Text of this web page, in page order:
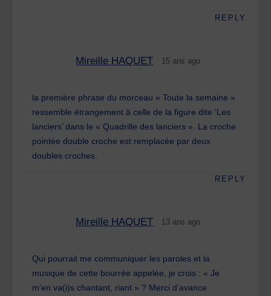
REPLY
Mireille HAQUET 15 ans ago
la première phrase du morceau « Toute la semaine »
ressemble étrangement à celle de la figure dite ‘Les
lanciers’ dans le « Quadrille des lanciers ». La croche
pointée double croche est remplacée par deux
doubles croches.
REPLY
Mireille HAQUET 13 ans ago
Qui pourrait me communiquer les paroles et la
musique de cette bourrée appelée, je crois : « Je
m’en va(i)s chantant, riant » ? Merci d’avance.